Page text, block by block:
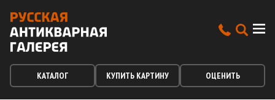
КАТАЛОГ КУПИТЬ КАРТИНУ ОЦЕНИТЬ